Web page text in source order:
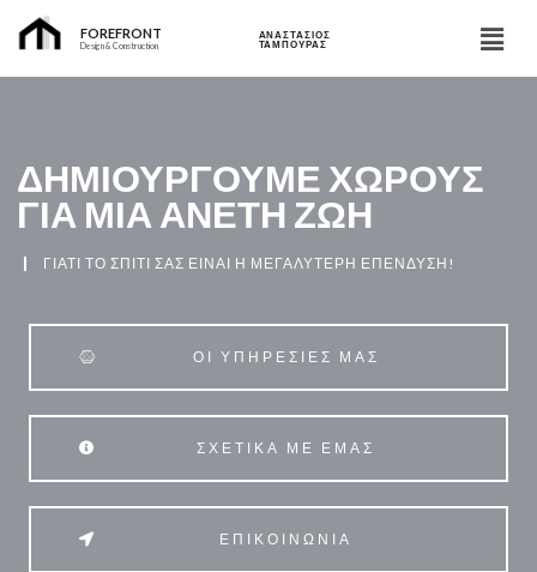
FOREFRONT
Design & Construction
ΑΝΑΣΤΑΣΙΟΣ
ΤΑΜΠΟΥΡΑΣ
ΔΗΜΙΟΥΡΓΟΎΜΕ ΧΏΡΟΥΣ
ΓΙΑ ΜΙΑ ΆΝΕΤΗ ΖΩΉ
ΓΙΑΤΙ ΤΟ ΣΠΙΤΙ ΣΑΣ ΕΙΝΑΙ Η ΜΕΓΑΛΥΤΕΡΗ ΕΠΕΝΔΥΣΗ!
ΟΙ ΥΠΗΡΕΣΙΕΣ ΜΑΣ
ΣΧΕΤΙΚΑ ΜΕ ΕΜΑΣ
ΕΠΙΚΟΙΝΩΝΊΑ